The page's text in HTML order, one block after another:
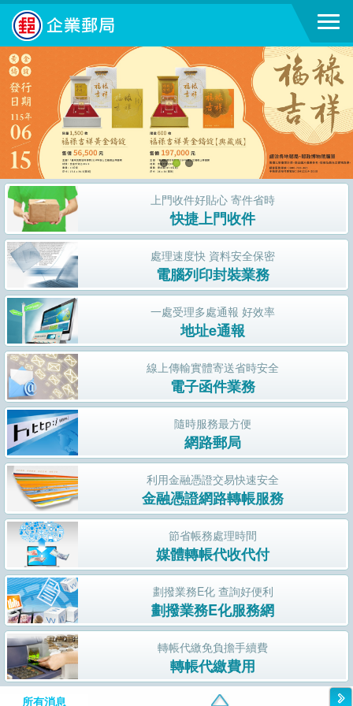
跳到主要內容區塊
上門收件好貼心 寄件省時
快捷上門收件
處理速度快 資料安全保密
電腦列印封裝業務
一處受理多處通報 好效率
地址e通報
線上傳輸實體寄送省時安全
電子函件業務
隨時服務最方便
網路郵局
利用金融憑證交易快速安全
金融憑證網路轉帳服務
節省帳務處理時間
媒體轉帳代收代付
劃撥業務E化 查詢好便利
劃撥業務E化服務網
轉帳代繳免負擔手續費
轉帳代繳費用
所有消息